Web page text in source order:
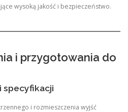
wysoką jakość i bezpieczeństwo.
i przygotowania do
specyfikacji
i rozmieszczenia wyjść